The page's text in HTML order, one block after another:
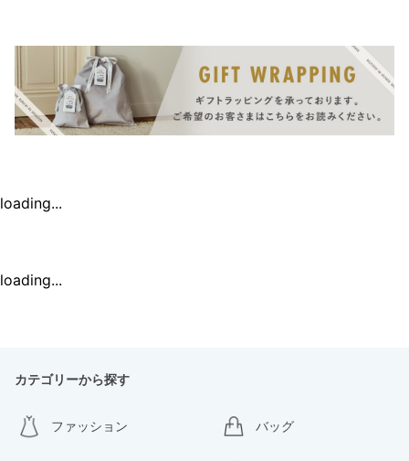
loading...
loading...
カテゴリーから探す
ファッション バッグ